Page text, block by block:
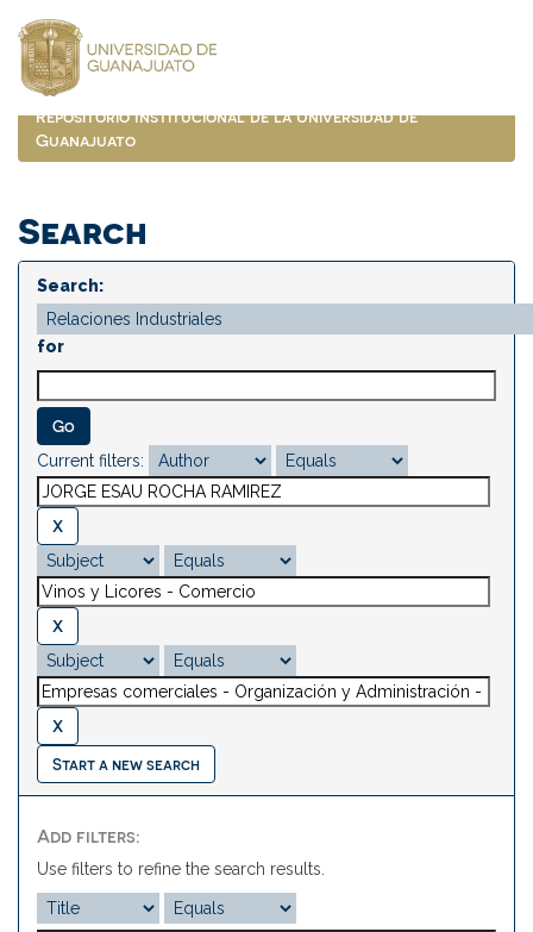
navigation
Repositorio Institucional de la Universidad de
Guanajuato
Search
Search:
for
Current filters:
Start a new search
Add filters:
Use filters to refine the search results.